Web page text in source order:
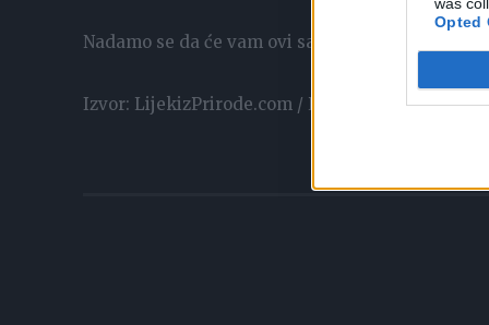
Opted
Nadamo se da će vam ovi savjeti pomoći. Ako
Izvor: LijekizPrirode.com / Preuzeto sa: